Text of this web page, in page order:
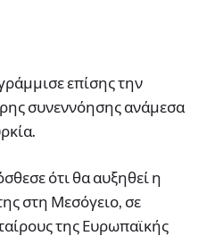
επίσης την
συνεννόησης ανάμεσα
ότι θα αυξηθεί η
στη Μεσόγειο, σε
της Ευρωπαϊκής